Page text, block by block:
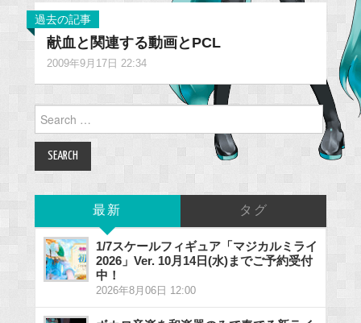
過去の記事
献血と関連する動画とPCL
2009年9月17日 22:34
Search
for:
最新 タグ
1/7スケールフィギュア「マジカルミライ
2026」Ver. 10月14日(水)までご予約受付
中！
2026年8月06日 12:00